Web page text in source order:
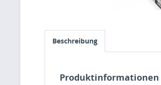
Beschreibung
Produktinformationen